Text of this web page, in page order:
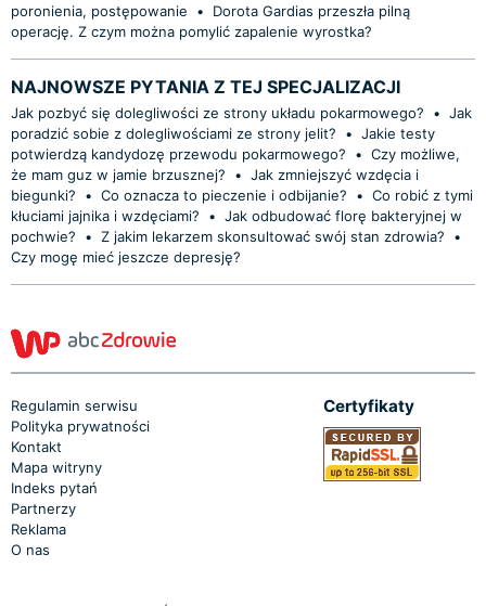
poronienia, postępowanie
•
Dorota Gardias przeszła pilną
operację. Z czym można pomylić zapalenie wyrostka?
NAJNOWSZE PYTANIA Z TEJ SPECJALIZACJI
Jak pozbyć się dolegliwości ze strony układu pokarmowego? • Jak
poradzić sobie z dolegliwościami ze strony jelit?
• Jakie testy
potwierdzą kandydozę przewodu pokarmowego?
• Czy możliwe,
że mam guz w jamie brzusznej?
• Jak zmniejszyć wzdęcia i
biegunki?
• Co oznacza to pieczenie i odbijanie? • Co robić z tymi
kłuciami jajnika i wzdęciami?
• Jak odbudować florę bakteryjnej w
pochwie?
• Z jakim lekarzem skonsultować swój stan zdrowia?
•
Czy mogę mieć jeszcze depresję?
Regulamin serwisu
Polityka prywatności
Kontakt
Mapa witryny
Indeks pytań
Partnerzy
Reklama
O nas
Certyfikaty